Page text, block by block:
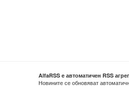
AlfaRSS е автоматичен RSS
Новините се обновяват